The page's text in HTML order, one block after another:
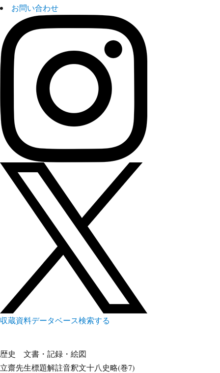
お問い合わせ
収蔵資料データベース検索する
歴史 文書・記録・絵図
立齋先生標題解註音釈文十八史略(巻7)